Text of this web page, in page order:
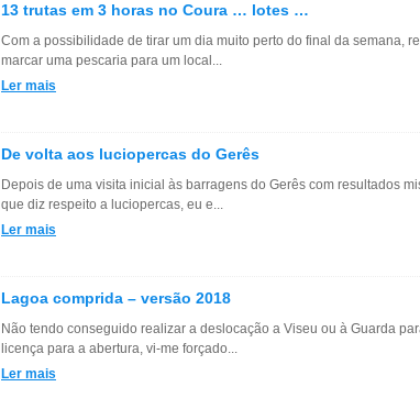
13 trutas em 3 horas no Coura … lotes …
Com a possibilidade de tirar um dia muito perto do final da semana,
marcar uma pescaria para um local...
Ler mais
De volta aos luciopercas do Gerês
Depois de uma visita inicial às barragens do Gerês com resultados
que diz respeito a luciopercas, eu e...
Ler mais
Lagoa comprida – versão 2018
Não tendo conseguido realizar a deslocação a Viseu ou à Guarda
licença para a abertura, vi-me forçado...
Ler mais